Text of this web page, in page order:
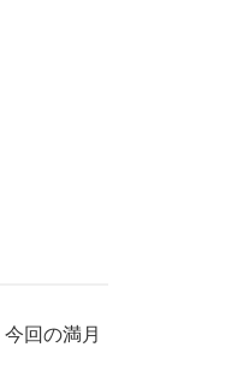
回の満月